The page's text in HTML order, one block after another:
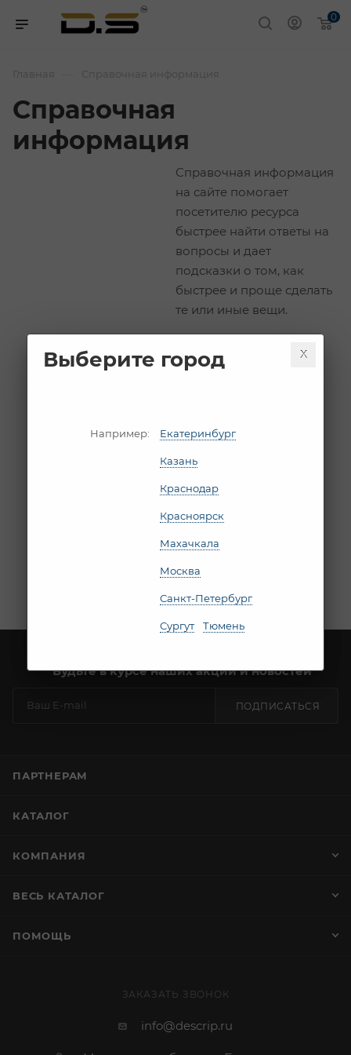
0
Главная Справочная информация
Справочная
информация
Справочная информация
на сайте помогает
посетителю ресурса
быстрее найти ответы на
вопросы и дает
подсказки о том, как
быстрее и проще сделать
те или иные вещи.
Сотрудничество
Условия оплаты
Гарантия на товар
Пользовательское
Согласие на обработку
персональных данных
Будьте в курсе наших акций и новостей
ПОДПИСАТЬСЯ
ПАРТНЕРАМ
КАТАЛОГ
КОМПАНИЯ
ВЕСЬ КАТАЛОГ
ПОМОЩЬ
ЗАКАЗАТЬ ЗВОНОК
info@descrip.ru
Выберите город
Например: Екатеринбург
Казань
Краснодар
Красноярск
Махачкала
Москва
Санкт-Петербург
Сургут Тюмень